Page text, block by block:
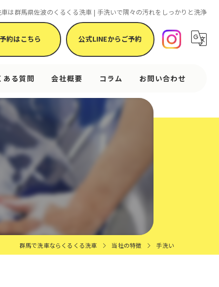
車は群馬県佐波のくるくる洗車 | 手洗いで隅々の汚れをしっかりと洗浄
約はこちら 公式LINEからご予約
ある質問 会社概要 コラム お問い合わせ
群馬で洗車ならくるくる洗車 当社の特徴 手洗い